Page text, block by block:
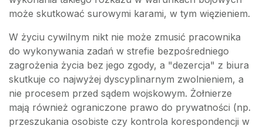
może skutkować surowymi karami, w tym więzieniem.
W życiu cywilnym nikt nie może zmusić pracownika
do wykonywania zadań w strefie bezpośredniego
zagrożenia życia bez jego zgody, a "dezercja" z biura
skutkuje co najwyżej dyscyplinarnym zwolnieniem, a
nie procesem przed sądem wojskowym. Żołnierze
mają również ograniczone prawo do prywatności (np.
przeszukania osobiste czy kontrola korespondencji w